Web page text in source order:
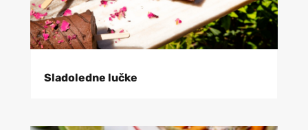
Sladoledne lučke